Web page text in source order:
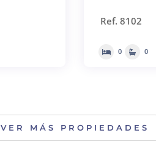
Ref. 8102
0 0
VER MÁS PROPIEDADES